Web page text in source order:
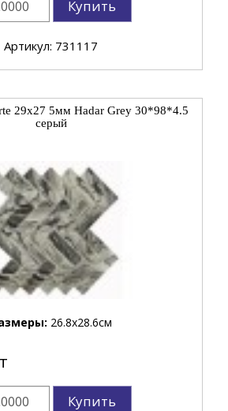
Купить
Артикул: 731117
29x27 5мм Hadar Grey 30*98*4.5
серый
26.8x28.6см
Купить